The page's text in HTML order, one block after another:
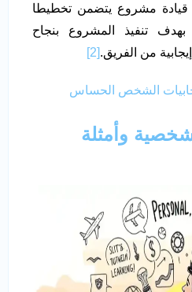
مشروع يتضمن تخطيطا
بهدف تنفيذ المشروع بنجاح
من الفريق.[2]
الشخص الحساس
وأمثلة